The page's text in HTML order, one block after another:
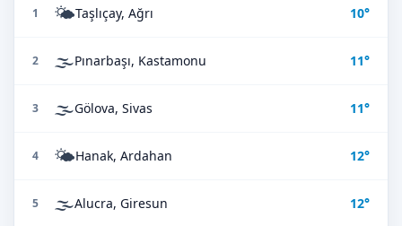
1 🌤️Taşlıçay, Ağrı 10°
2 🌫️Pınarbaşı, Kastamonu 11°
3 🌫️Gölova, Sivas 11°
4 🌤️Hanak, Ardahan 12°
5 🌫️Alucra, Giresun 12°